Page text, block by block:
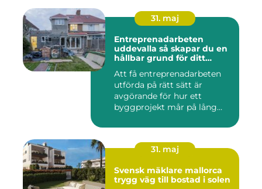
31. maj
Entreprenadarbeten
uddevalla så skapar du en
hållbar grund för ditt
Att få entreprenadarbeten
utförda på rätt sätt är
avgörande för hur ett
byggprojekt mår på lång
31. maj
Svensk mäklare mallorca
trygg väg till bostad i solen